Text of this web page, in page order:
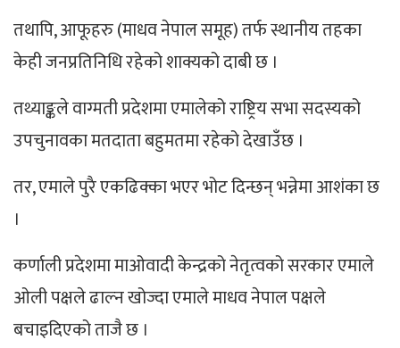
तथापि, आफूहरु (माधव नेपाल समूह) तर्फ स्थानीय तहका
केही जनप्रतिनिधि रहेको शाक्यको दाबी छ ।
तथ्याङ्कले वाग्मती प्रदेशमा एमालेको राष्ट्रिय सभा सदस्यको
उपचुनावका मतदाता बहुमतमा रहेको देखाउँछ ।
तर, एमाले पुरै एकढिक्का भएर भोट दिन्छन् भन्नेमा आशंका छ
।
कर्णाली प्रदेशमा माओवादी केन्द्रको नेतृत्वको सरकार एमाले
ओली पक्षले ढाल्न खोज्दा एमाले माधव नेपाल पक्षले
बचाइदिएको ताजै छ ।